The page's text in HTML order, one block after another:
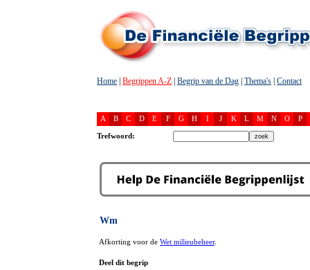
Home Begrippen A-Z Begrip van de Dag Thema's Contact
A B C D E F G H I J K L M N O P
Trefwoord:
Wm
Afkorting voor de Wet milieubeheer.
Deel dit begrip